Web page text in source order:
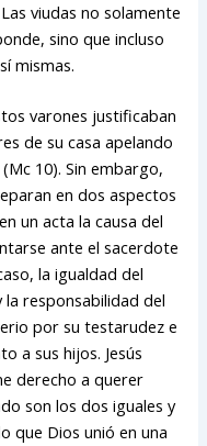
viudas no solamente
sino que incluso
mismas.
varones justificaban
de su casa apelando
10). Sin embargo,
en dos aspectos
un acta la causa del
ante el sacerdote
la igualdad del
responsabilidad del
por su testarudez e
a sus hijos. Jesús
derecho a querer
son los dos iguales y
que Dios unió en una